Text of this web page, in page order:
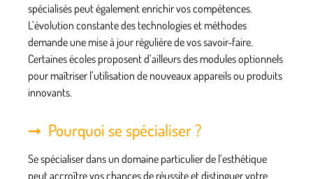
spécialisés peut également enrichir vos compétences.
L’évolution constante des technologies et méthodes
demande une mise à jour régulière de vos savoir-faire.
Certaines écoles proposent d’ailleurs des modules optionnels
pour maîtriser l’utilisation de nouveaux appareils ou produits
innovants.
Pourquoi se spécialiser ?
Se spécialiser dans un domaine particulier de l’esthétique
peut accroître vos chances de réussite et distinguer votre